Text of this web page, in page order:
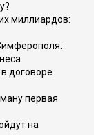
миллиардов:
договоре
первая
на